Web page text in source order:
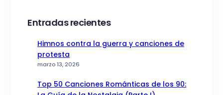
Entradas recientes
Himnos contra la guerra y canciones de
protesta
marzo 13, 2026
Top 50 Canciones Románticas de los 90: